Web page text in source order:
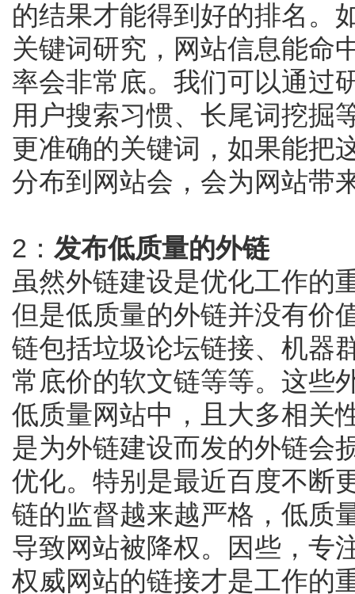
的结果才能得到好的排名。
关键词研究，网站信息能命
率会非常底。我们可以通过
用户搜索习惯、长尾词挖掘
更准确的关键词，如果能把
分布到网站会，会为网站带
2： 发布低质量的外链
虽然外链建设是优化工作的
但是低质量的外链并没有价
链包括垃圾论坛链接、机器
常底价的软文链等等。这些
低质量网站中，且大多相关
是为外链建设而发的外链会
优化。特别是最近百度不断
链的监督越来越严格，低质
导致网站被降权。因些，专
权威网站的链接才是工作的